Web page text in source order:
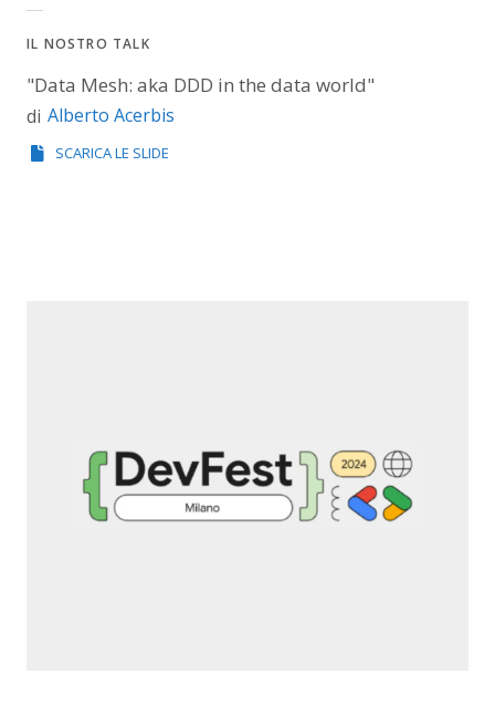
IL NOSTRO TALK
"Data Mesh: aka DDD in the data world"
di Alberto Acerbis
SCARICA LE SLIDE